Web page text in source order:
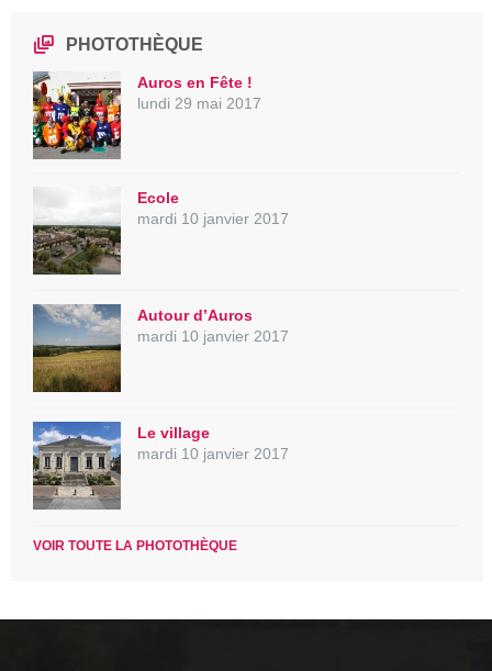
PHOTOTHÈQUE
Auros en Fête !
lundi 29 mai 2017
Ecole
mardi 10 janvier 2017
Autour d’Auros
mardi 10 janvier 2017
Le village
mardi 10 janvier 2017
VOIR TOUTE LA PHOTOTHÈQUE